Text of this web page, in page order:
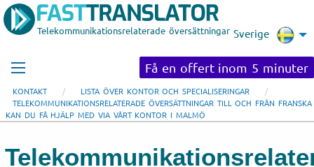
Telekommunikationsrelaterade översättningar Sverige
Få en offert inom 5 minuter
KONTAKT
LISTA ÖVER KONTOR OCH SPECIALISERINGAR
TELEKOMMUNIKATIONSRELATERADE ÖVERSÄTTNINGAR TILL OCH FRÅN FRANSKA
KAN DU FÅ HJÄLP MED VIA VÅRT KONTOR I MALMÖ